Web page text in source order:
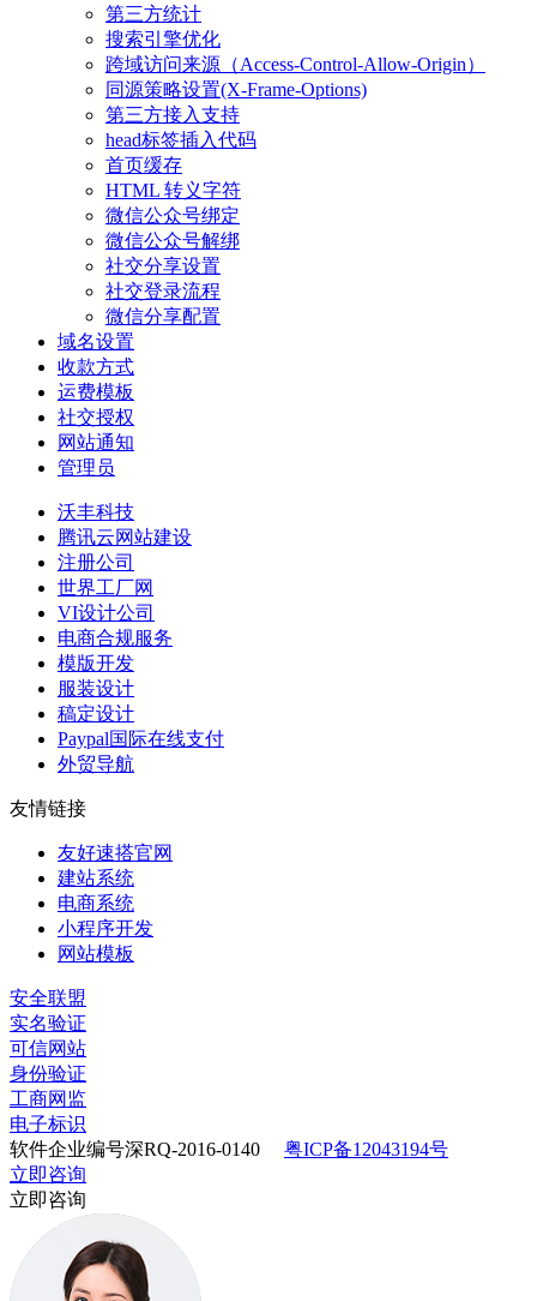
第三方统计
搜索引擎优化
跨域访问来源（Access-Control-Allow-Origin）
同源策略设置(X-Frame-Options)
第三方接入支持
head标签插入代码
首页缓存
HTML 转义字符
微信公众号绑定
微信公众号解绑
社交分享设置
社交登录流程
微信分享配置
域名设置
收款方式
运费模板
社交授权
网站通知
管理员
沃丰科技
腾讯云网站建设
注册公司
世界工厂网
VI设计公司
电商合规服务
模版开发
服装设计
稿定设计
Paypal国际在线支付
外贸导航
友情链接
友好速搭官网
建站系统
电商系统
小程序开发
网站模板
安全联盟
实名验证
可信网站
身份验证
工商网监
电子标识
软件企业编号深RQ-2016-0140
粤ICP备12043194号
立即咨询
立即咨询